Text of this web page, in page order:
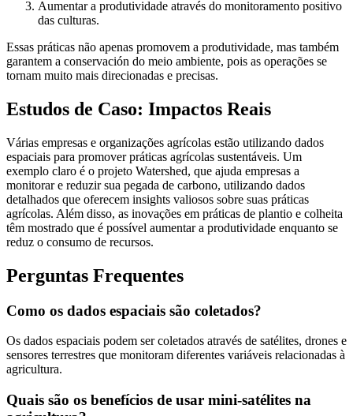
Aumentar a produtividade através do monitoramento positivo
das culturas.
Essas práticas não apenas promovem a produtividade, mas também
garantem a conservación do meio ambiente, pois as operações se
tornam muito mais direcionadas e precisas.
Estudos de Caso: Impactos Reais
Várias empresas e organizações agrícolas estão utilizando dados
espaciais para promover práticas agrícolas sustentáveis. Um
exemplo claro é o projeto Watershed, que ajuda empresas a
monitorar e reduzir sua pegada de carbono, utilizando dados
detalhados que oferecem insights valiosos sobre suas práticas
agrícolas. Além disso, as inovações em práticas de plantio e colheita
têm mostrado que é possível aumentar a produtividade enquanto se
reduz o consumo de recursos.
Perguntas Frequentes
Como os dados espaciais são coletados?
Os dados espaciais podem ser coletados através de satélites, drones e
sensores terrestres que monitoram diferentes variáveis relacionadas à
agricultura.
Quais são os benefícios de usar mini-satélites na